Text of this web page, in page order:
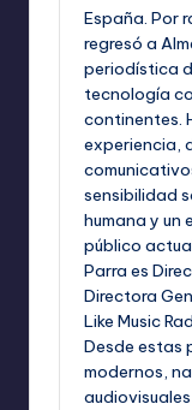
España. Por
regresó a
periodística
tecnología
continentes.
experiencia,
sensibilidad
humana y un
público
Parra es
Directora
Like Music
Desde estas
modernos,